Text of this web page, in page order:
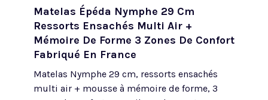
Matelas Épéda Nymphe 29 Cm
Ressorts Ensachés Multi Air +
Mémoire De Forme 3 Zones De Confort
Fabriqué En France
Matelas Nymphe 29 cm, ressorts ensachés
multi air + mousse à mémoire de forme, 3